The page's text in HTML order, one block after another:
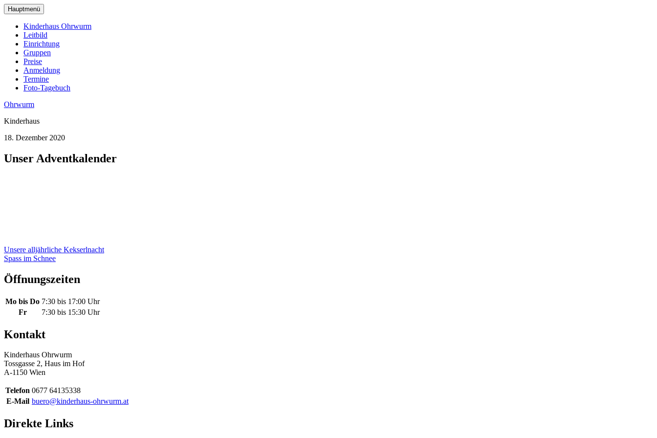
zum
Hauptinhalt
wechseln
Hauptmenü
Kinderhaus Ohrwurm
Leitbild
Einrichtung
Gruppen
Preise
Anmeldung
Termine
Foto-Tagebuch
Ohrwurm
Kinderhaus
18. Dezember 2020
Unser Adventkalender
Beitragsnavigation
Unsere alljährliche Kekserlnacht
Spass im Schnee
Öffnungszeiten
Mo bis Do 7:30 bis 17:00 Uhr
Fr
7:30 bis 15:30 Uhr
Kontakt
Kinderhaus Ohrwurm
Tossgasse 2, Haus im Hof
A-1150 Wien
Telefon 0677 64135338
E-Mail buero@kinderhaus-ohrwurm.at
Direkte Links